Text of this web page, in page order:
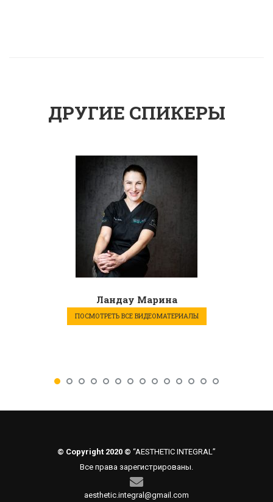
ДРУГИЕ СПИКЕРЫ
Ландау Марина
ПОСМОТРЕТЬ ВСЕ ВИДЕОМАТЕРИАЛЫ
© Copyright 2020 © “AESTHETIC INTEGRAL”
Все права зарегистрированы.
aesthetic.integral@gmail.com